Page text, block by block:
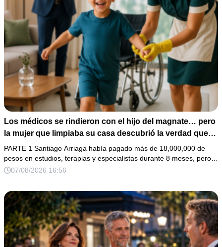
Los médicos se rindieron con el hijo del magnate… pero
la mujer que limpiaba su casa descubrió la verdad que
nadie quiso escuchar.
PARTE 1 Santiago Arriaga había pagado más de 18,000,000 de
pesos en estudios, terapias y especialistas durante 8 meses, pero…
07/08/2026 16:56